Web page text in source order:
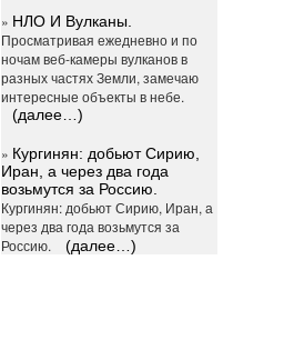
» НЛО И Вулканы.
Просматривая ежедневно и по
ночам веб-камеры вулканов в
разных частях Земли, замечаю
интересные объекты в небе.
(далее…)
» Кургинян: добьют Сирию,
Иран, а через два года
возьмутся за Россию.
Кургинян: добьют Сирию, Иран, а
через два года возьмутся за
Россию.
(далее…)